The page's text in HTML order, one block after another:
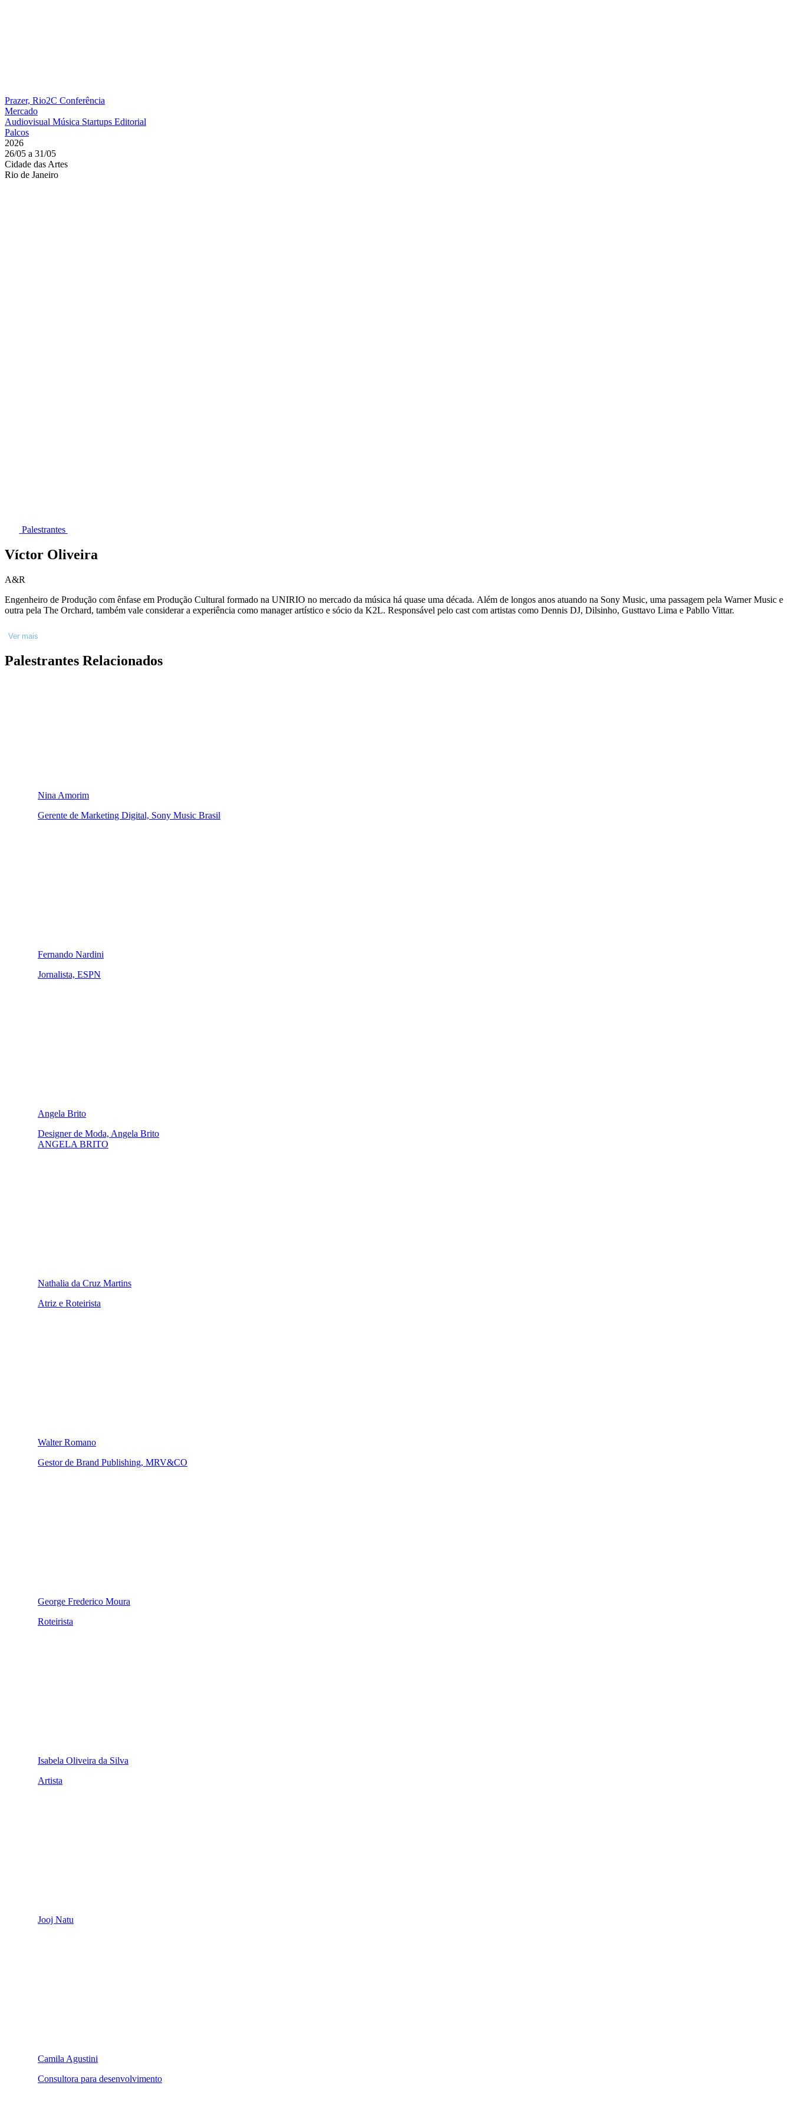
Prazer, Rio2C Conferência
Mercado
Audiovisual Música Startups Editorial
Palcos
2026
26/05 a 31/05
Cidade das Artes
Rio de Janeiro
Palestrantes
Víctor Oliveira
A&R
Engenheiro de Produção com ênfase em Produção Cultural formado na UNIRIO no mercado da música há quase uma década. Além de longos anos atuando na Sony Music, uma passagem pela Warner Music e
outra pela The Orchard, também vale considerar a experiência como manager artístico e sócio da K2L. Responsável pelo cast com artistas como Dennis DJ, Dilsinho, Gusttavo Lima e Pabllo Vittar.
Ver mais
Palestrantes Relacionados
Nina Amorim
Gerente de Marketing Digital, Sony Music Brasil
Fernando Nardini
Jornalista, ESPN
Angela Brito
Designer de Moda, Angela Brito
ANGELA BRITO
Nathalia da Cruz Martins
Atriz e Roteirista
Walter Romano
Gestor de Brand Publishing, MRV&CO
George Frederico Moura
Roteirista
Isabela Oliveira da Silva
Artista
Jooj Natu
Camila Agustini
Consultora para desenvolvimento